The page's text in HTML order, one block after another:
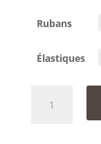
Rubans
Élastiques